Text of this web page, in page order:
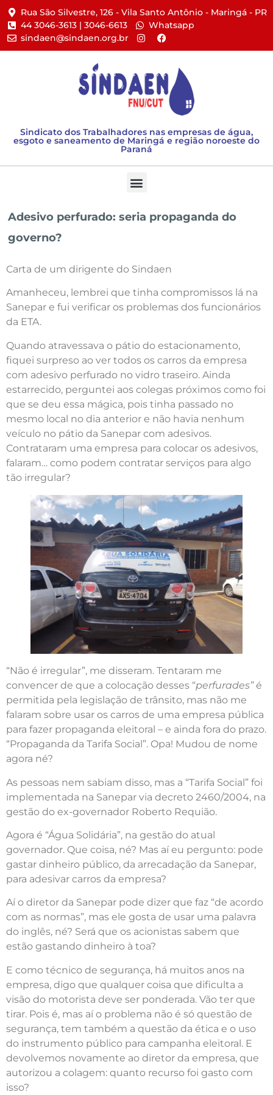
Rua São Silvestre, 126 - Vila Santo Antônio - Maringá - PR​
44 3046-3613 | 3046-6613​
Whatsapp
sindaen@sindaen.org.br
Sindicato dos Trabalhadores nas empresas de água,
esgoto e saneamento de Maringá e região noroeste do
Paraná
Adesivo perfurado: seria propaganda do
governo?
Carta de um dirigente do Sindaen
Amanheceu, lembrei que tinha compromissos lá na
Sanepar e fui verificar os problemas dos funcionários
da ETA.
Quando atravessava o pátio do estacionamento,
fiquei surpreso ao ver todos os carros da empresa
com adesivo perfurado no vidro traseiro. Ainda
estarrecido, perguntei aos colegas próximos como foi
que se deu essa mágica, pois tinha passado no
mesmo local no dia anterior e não havia nenhum
veículo no pátio da Sanepar com adesivos.
Contrataram uma empresa para colocar os adesivos,
falaram… como podem contratar serviços para algo
tão irregular?
“Não é irregular”, me disseram. Tentaram me
convencer de que a colocação desses “perfurades”é
permitida pela legislação de trânsito, mas não me
falaram sobre usar os carros de uma empresa pública
para fazer propaganda eleitoral – e ainda fora do prazo.
“Propaganda da Tarifa Social”. Opa! Mudou de nome
agora né?
As pessoas nem sabiam disso, mas a “Tarifa Social” foi
implementada na Sanepar via decreto 2460/2004, na
gestão do ex-governador Roberto Requião.
Agora é “Água Solidária”, na gestão do atual
governador. Que coisa, né? Mas aí eu pergunto: pode
gastar dinheiro público, da arrecadação da Sanepar,
para adesivar carros da empresa?
Aí o diretor da Sanepar pode dizer que faz “de acordo
com as normas”, mas ele gosta de usar uma palavra
do inglês, né? Será que os acionistas sabem que
estão gastando dinheiro à toa?
E como técnico de segurança, há muitos anos na
empresa, digo que qualquer coisa que dificulta a
visão do motorista deve ser ponderada. Vão ter que
tirar. Pois é, mas aí o problema não é só questão de
segurança, tem também a questão da ética e o uso
do instrumento público para campanha eleitoral. E
devolvemos novamente ao diretor da empresa, que
autorizou a colagem: quanto recurso foi gasto com
isso?